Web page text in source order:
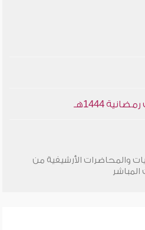
1444هـ
والمحاضرات الأرشيفية من